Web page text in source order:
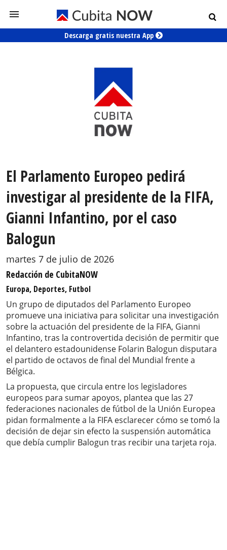
Descarga gratis nuestra App
El Parlamento Europeo pedirá
investigar al presidente de la FIFA,
Gianni Infantino, por el caso
Balogun
martes 7 de julio de 2026
Redacción de CubitaNOW
Europa, Deportes, Futbol
Un grupo de diputados del Parlamento Europeo
promueve una iniciativa para solicitar una investigación
sobre la actuación del presidente de la FIFA, Gianni
Infantino, tras la controvertida decisión de permitir que
el delantero estadounidense Folarin Balogun disputara
el partido de octavos de final del Mundial frente a
Bélgica.
La propuesta, que circula entre los legisladores
europeos para sumar apoyos, plantea que las 27
federaciones nacionales de fútbol de la Unión Europea
pidan formalmente a la FIFA esclarecer cómo se tomó la
decisión de dejar sin efecto la suspensión automática
que debía cumplir Balogun tras recibir una tarjeta roja.